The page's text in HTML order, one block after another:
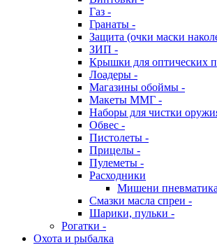
Газ -
Гранаты -
Защита (очки маски
ЗИП -
Крышки для оптических
Лоадеры -
Магазины обоймы -
Макеты ММГ -
Наборы для чистки
Обвес -
Пистолеты -
Прицелы -
Пулеметы -
Расходники
Мишени
Смазки масла спреи -
Шарики, пульки -
Рогатки -
Охота и рыбалка